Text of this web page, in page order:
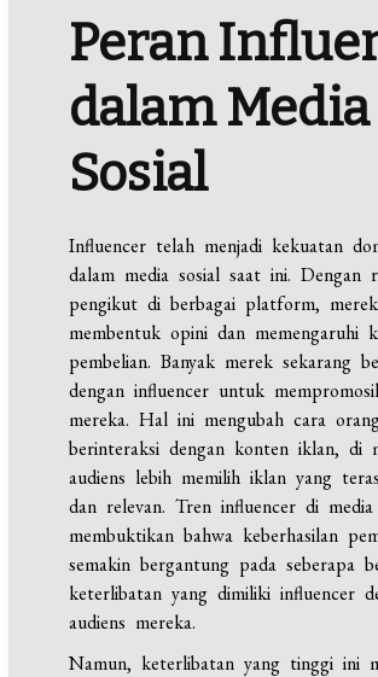
Peran
dalam Media
Sosial
Influencer telah menjadi kekuatan
dalam media sosial saat ini. Dengan
pengikut di berbagai platform,
membentuk opini dan memengaruhi
pembelian. Banyak merek sekarang
dengan influencer untuk
mereka. Hal ini mengubah cara
berinteraksi dengan konten iklan, di
audiens lebih memilih iklan yang
dan relevan. Tren influencer di media
membuktikan bahwa keberhasilan
semakin bergantung pada seberapa
keterlibatan yang dimiliki influencer
audiens mereka.
Namun, keterlibatan yang tinggi ini